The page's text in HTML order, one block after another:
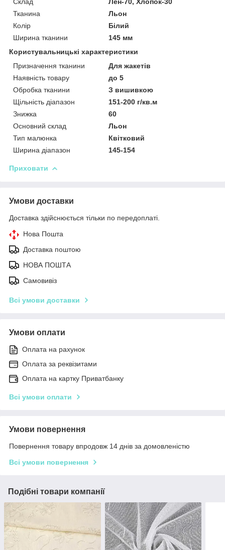
Тканина
Льон
Колір
Білий
Ширина тканини
145 мм
Користувальницькі характеристики
Призначення тканини
Для жакетів
Наявність товару
до 5
Обробка тканини
З вишивкою
Щільність діапазон
151-200 г/кв.м
Знижка
60
Основний склад
Льон
Тип малюнка
Квітковий
Ширина діапазон
145-154
Приховати
Умови доставки
Доставка здійснюється тільки по передоплаті.
Нова Пошта
Доставка поштою
НОВА ПОШТА
Самовивіз
Всі умови доставки
Умови оплати
Оплата на рахунок
Оплата за реквізитами
Оплата на картку Приватбанку
Всі умови оплати
Умови повернення
Повернення товару впродовж 14 днів за домовленістю
Всі умови повернення
Подібні товари компанії